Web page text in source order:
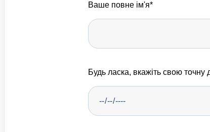
Ваше повне ім'я*
Будь ласка, вкажіть свою